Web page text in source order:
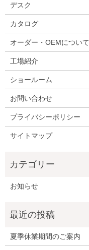
デスク
カタログ
オーダー・OEMについて
工場紹介
ショールーム
お問い合わせ
プライバシーポリシー
サイトマップ
お知らせ
夏季休業期間のご案内